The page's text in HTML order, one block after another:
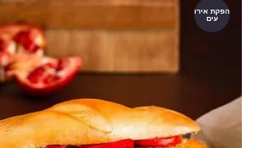
הפקת אירו
עים